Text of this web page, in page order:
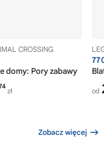
CROSSING
domy: Pory zabawy
zł od
Zobacz więcej